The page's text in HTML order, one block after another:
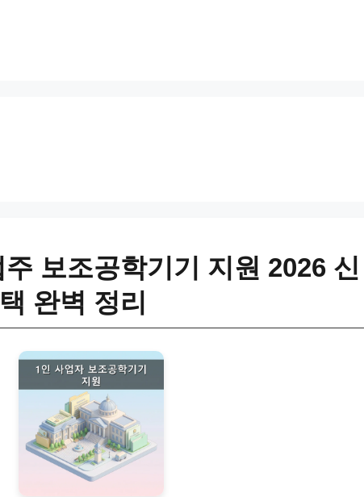
보조공학기기 지원 2026 신
완벽 정리